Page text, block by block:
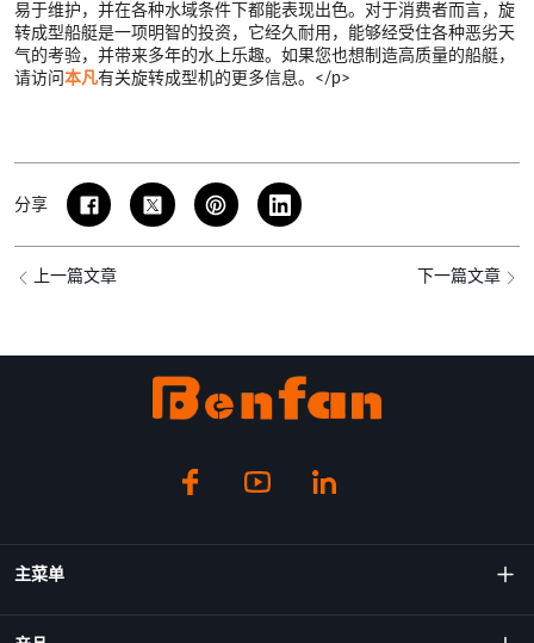
易于维护，并在各种水域条件下都能表现出色。对于消费者而言，旋
转成型船艇是一项明智的投资，它经久耐用，能够经受住各种恶劣天
气的考验，并带来多年的水上乐趣。如果您也想制造高质量的船艇，
请访问 本凡有关旋转成型机的更多信息。</p>
分享
上一篇文章 下一篇文章
主菜单
关于我们